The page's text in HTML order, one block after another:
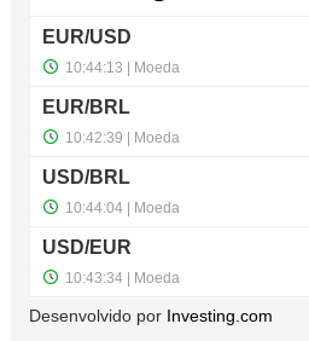
Desenvolvido por Investing.com